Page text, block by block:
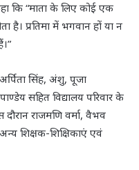
कि “माता के लिए कोई एक
है। प्रतिमा में भगवान हों या न
सिंह, अंशु, पूजा
सहित विद्यालय परिवार के
राजमणि वर्मा, वैभव
शिक्षक-शिक्षिकाएं एवं